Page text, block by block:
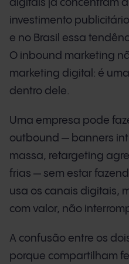
digitais já concentram
investimento
e no Brasil essa
O inbound marketing
marketing digital: é
dentro dele.
Uma empresa pode
outbound — banners
massa, retargeting
frias — sem estar
usa os canais digitais,
com valor, não
A confusão entre os
porque compartilham